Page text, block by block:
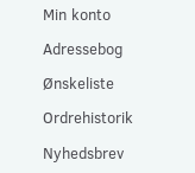
Min konto
Adressebog
Ønskeliste
Ordrehistorik
Nyhedsbrev